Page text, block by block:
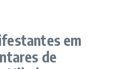
em
de